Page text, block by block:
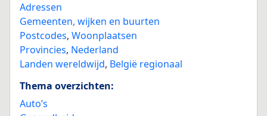
Adressen
Gemeenten, wijken en buurten
Postcodes, Woonplaatsen
Provincies, Nederland
Landen wereldwijd, België regionaal
Thema overzichten:
Auto’s